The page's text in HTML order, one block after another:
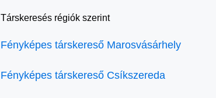
Társkeresés régiók szerint
Fényképes társkereső Marosvásárhely
Fényképes társkereső Csíkszereda